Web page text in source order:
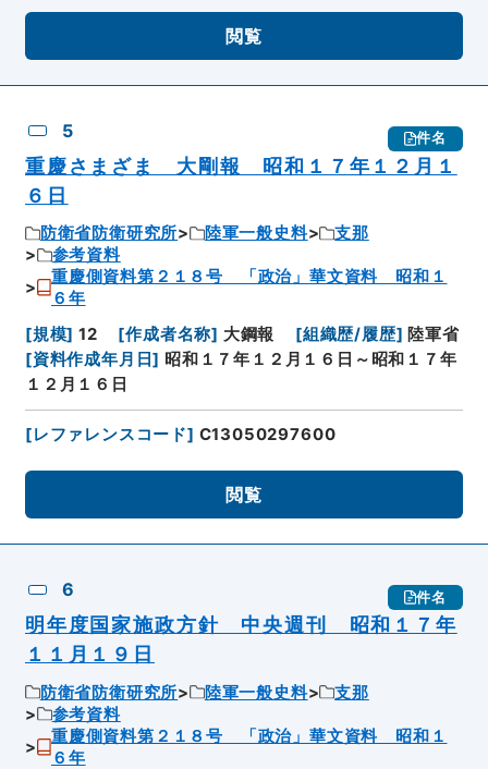
閲覧
5 件名
重慶さまざま 大剛報 昭和１７年１２月１
６日
防衛省防衛研究所 陸軍一般史料
支那
参考資料
重慶側資料第２１８号 「政治」華文資料 昭和１
６年
[規模] 12 [作成者名称] 大鋼報 [組織歴/履歴] 陸軍省
[資料作成年月日] 昭和１７年１２月１６日～昭和１７年
１２月１６日
[レファレンスコード] C13050297600
閲覧
6 件名
明年度国家施政方針 中央週刊 昭和１７年
１１月１９日
防衛省防衛研究所 陸軍一般史料
支那
参考資料
重慶側資料第２１８号 「政治」華文資料 昭和１
６年